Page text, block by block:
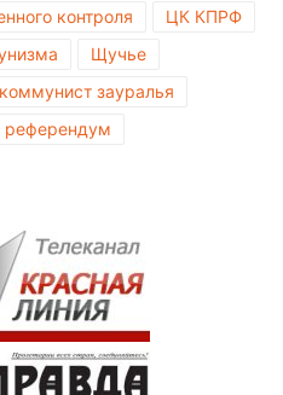
контроля
ЦК КПРФ
Щучье
коммунист зауралья
референдум